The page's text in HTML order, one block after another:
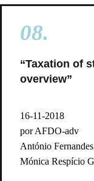
08.
“Taxation of
overview”
16-11-2018
por AFDO-adv
António
Mónica Respício